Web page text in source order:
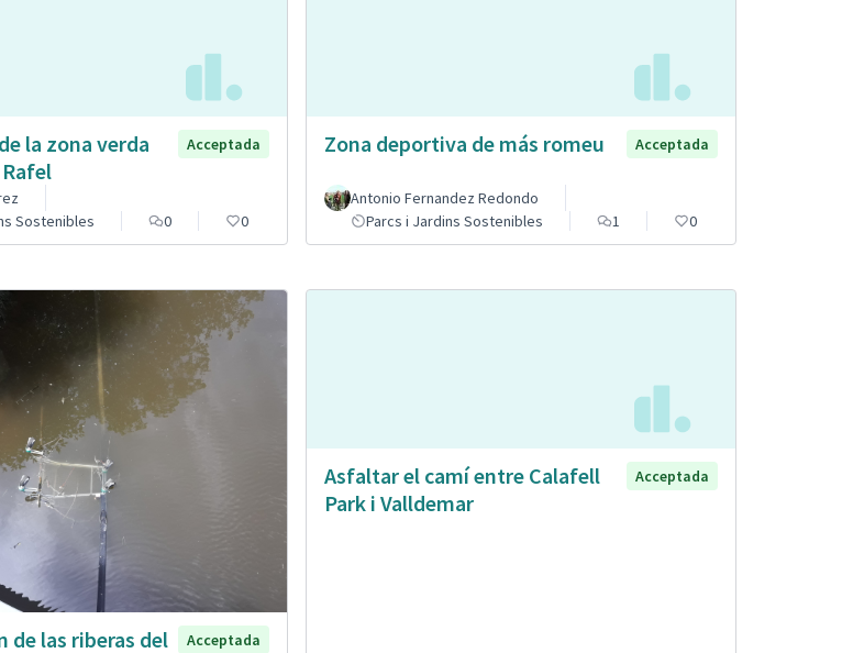
la zona verda
Acceptada
Sostenibles
0 0
Zona deportiva de más romeu Acceptada
Antonio Fernandez Redondo
Parcs i Jardins Sostenibles
1 0
de las riberas del
Acceptada
Asfaltar el camí entre Calafell
Park i Valldemar
Acceptada